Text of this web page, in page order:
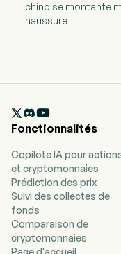
chinoise montante
haussure

Fonctionnalités
Copilote IA pour
et cryptomonnaies
Prédiction des prix
Suivi des collectes de
fonds
Comparaison de
cryptomonnaies
Page d'accueil